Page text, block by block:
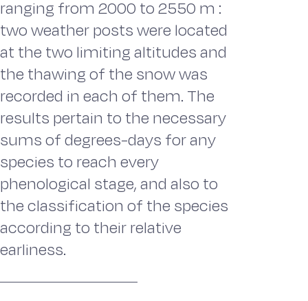
ranging from 2000 to 2550 m :
two weather posts were located
at the two limiting altitudes and
the thawing of the snow was
recorded in each of them. The
results pertain to the necessary
sums of degrees-days for any
species to reach every
phenological stage, and also to
the classification of the species
according to their relative
earliness.